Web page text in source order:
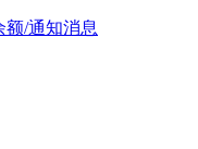
额/通知消息